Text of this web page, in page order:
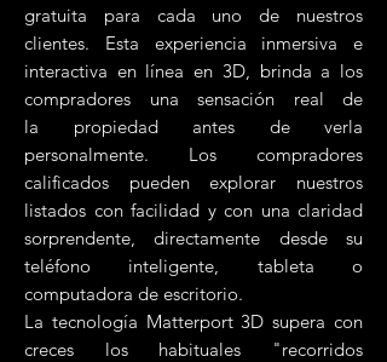
gratuita para cada uno de nuestros
clientes. Esta experiencia inmersiva e
interactiva en línea en 3D, brinda a los
compradores una sensación real de
la propiedad antes de verla
personalmente. Los compradores
calificados pueden explorar nuestros
listados con facilidad y con una claridad
sorprendente, directamente desde su
teléfono inteligente, tableta o
computadora de escritorio.
La tecnología Matterport 3D supera con
creces los habituales "recorridos